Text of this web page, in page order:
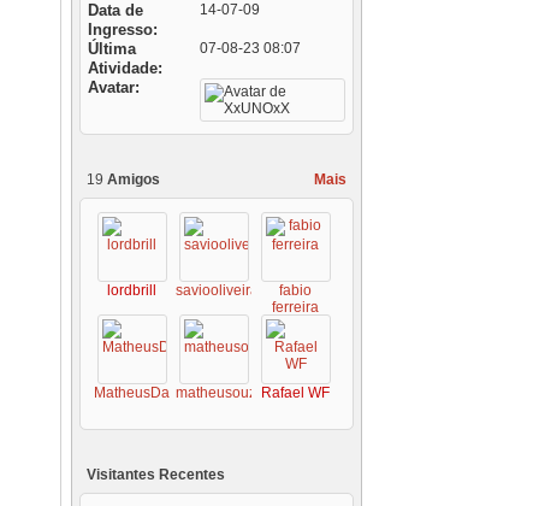
Data de
Ingresso
14-07-09
Última
Atividade
07-08-23 08:07
Avatar
Mais
19 Amigos
lordbrill saviooliveira
fabio
ferreira
MatheusDalmasmatheusouzaRafael WF
Visitantes Recentes